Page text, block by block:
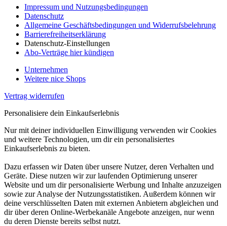
Impressum und Nutzungsbedingungen
Datenschutz
Allgemeine Geschäftsbedingungen und Widerrufsbelehrung
Barrierefreiheitserklärung
Datenschutz-Einstellungen
Abo-Verträge hier kündigen
Unternehmen
Weitere nice Shops
Vertrag widerrufen
Personalisiere dein Einkaufserlebnis
Nur mit deiner individuellen Einwilligung verwenden wir Cookies
und weitere Technologien, um dir ein personalisiertes
Einkaufserlebnis zu bieten.
Dazu erfassen wir Daten über unsere Nutzer, deren Verhalten und
Geräte. Diese nutzen wir zur laufenden Optimierung unserer
Website und um dir personalisierte Werbung und Inhalte anzuzeigen
sowie zur Analyse der Nutzungsstatistiken. Außerdem können wir
deine verschlüsselten Daten mit externen Anbietern abgleichen und
dir über deren Online-Werbekanäle Angebote anzeigen, nur wenn
du deren Dienste bereits selbst nutzt.